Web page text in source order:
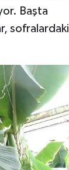
Başta
sofralardaki